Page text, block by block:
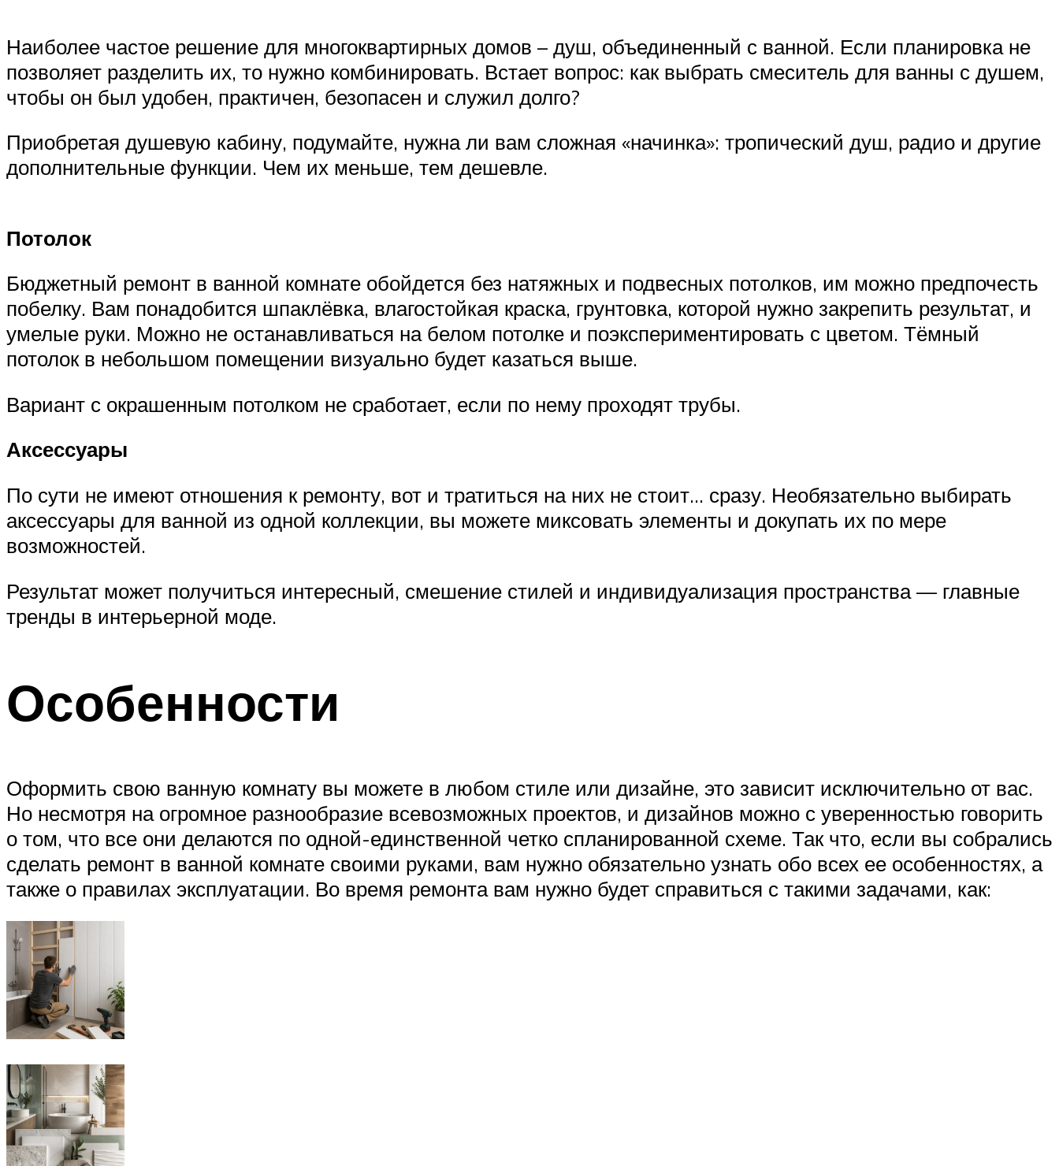
Наиболее частое решение для многоквартирных домов – душ, объединенный с ванной. Если планировка не
позволяет разделить их, то нужно комбинировать. Встает вопрос: как выбрать смеситель для ванны с душем,
чтобы он был удобен, практичен, безопасен и служил долго?
Приобретая душевую кабину, подумайте, нужна ли вам сложная «начинка»: тропический душ, радио и другие
дополнительные функции. Чем их меньше, тем дешевле.
Потолок
Бюджетный ремонт в ванной комнате обойдется без натяжных и подвесных потолков, им можно предпочесть
побелку. Вам понадобится шпаклёвка, влагостойкая краска, грунтовка, которой нужно закрепить результат, и
умелые руки. Можно не останавливаться на белом потолке и поэкспериментировать с цветом. Тёмный
потолок в небольшом помещении визуально будет казаться выше.
Вариант с окрашенным потолком не сработает, если по нему проходят трубы.
Аксессуары
По сути не имеют отношения к ремонту, вот и тратиться на них не стоит… сразу. Необязательно выбирать
аксессуары для ванной из одной коллекции, вы можете миксовать элементы и докупать их по мере
возможностей.
Результат может получиться интересный, смешение стилей и индивидуализация пространства — главные
тренды в интерьерной моде.
Особенности
Оформить свою ванную комнату вы можете в любом стиле или дизайне, это зависит исключительно от вас.
Но несмотря на огромное разнообразие всевозможных проектов, и дизайнов можно с уверенностью говорить
о том, что все они делаются по одной-единственной четко спланированной схеме. Так что, если вы собрались
сделать ремонт в ванной комнате своими руками, вам нужно обязательно узнать обо всех ее особенностях, а
также о правилах эксплуатации. Во время ремонта вам нужно будет справиться с такими задачами, как: